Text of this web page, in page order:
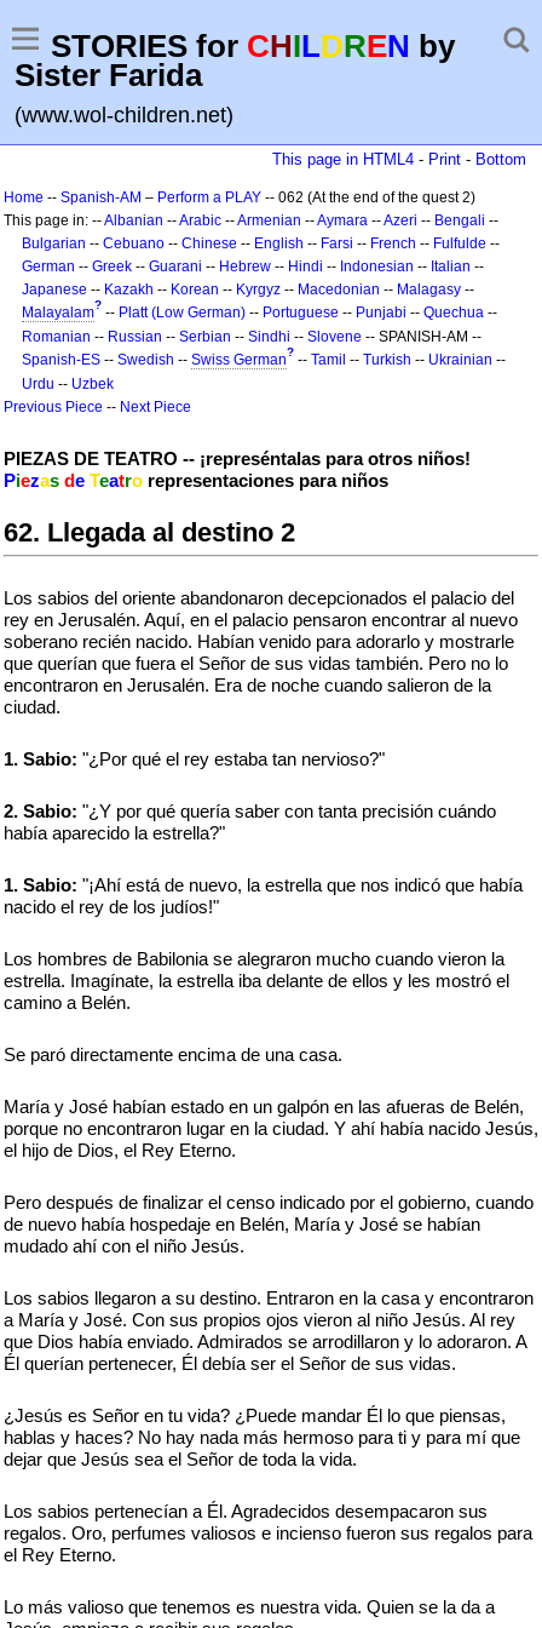
STORIES for CHILDREN by
Sister Farida
(www.wol-children.net)
This page in HTML4 - Print - Bottom
Home -- Spanish-AM – Perform a PLAY -- 062 (At the end of the quest 2)
This page in: --Albanian --Arabic --Armenian --Aymara --Azeri -- Bengali --
Bulgarian -- Cebuano -- Chinese -- English -- Farsi -- French -- Fulfulde --
German -- Greek -- Guarani -- Hebrew -- Hindi -- Indonesian -- Italian --
Japanese -- Kazakh -- Korean -- Kyrgyz -- Macedonian -- Malagasy --
Malayalam? -- Platt (Low German) -- Portuguese -- Punjabi -- Quechua --
Romanian -- Russian -- Serbian -- Sindhi -- Slovene -- SPANISH-AM --
Spanish-ES -- Swedish -- Swiss German? -- Tamil -- Turkish -- Ukrainian --
Urdu -- Uzbek
Previous Piece -- Next Piece
PIEZAS DE TEATRO -- ¡represéntalas para otros niños!
Piezas de Teatro representaciones para niños
62. Llegada al destino 2
Los sabios del oriente abandonaron decepcionados el palacio del
rey en Jerusalén. Aquí, en el palacio pensaron encontrar al nuevo
soberano recién nacido. Habían venido para adorarlo y mostrarle
que querían que fuera el Señor de sus vidas también. Pero no lo
encontraron en Jerusalén. Era de noche cuando salieron de la
ciudad.
1. Sabio: "¿Por qué el rey estaba tan nervioso?"
2. Sabio: "¿Y por qué quería saber con tanta precisión cuándo
había aparecido la estrella?"
1. Sabio: "¡Ahí está de nuevo, la estrella que nos indicó que había
nacido el rey de los judíos!"
Los hombres de Babilonia se alegraron mucho cuando vieron la
estrella. Imagínate, la estrella iba delante de ellos y les mostró el
camino a Belén.
Se paró directamente encima de una casa.
María y José habían estado en un galpón en las afueras de Belén,
porque no encontraron lugar en la ciudad. Y ahí había nacido Jesús,
el hijo de Dios, el Rey Eterno.
Pero después de finalizar el censo indicado por el gobierno, cuando
de nuevo había hospedaje en Belén, María y José se habían
mudado ahí con el niño Jesús.
Los sabios llegaron a su destino. Entraron en la casa y encontraron
a María y José. Con sus propios ojos vieron al niño Jesús. Al rey
que Dios había enviado. Admirados se arrodillaron y lo adoraron. A
Él querían pertenecer, Él debía ser el Señor de sus vidas.
¿Jesús es Señor en tu vida? ¿Puede mandar Él lo que piensas,
hablas y haces? No hay nada más hermoso para ti y para mí que
dejar que Jesús sea el Señor de toda la vida.
Los sabios pertenecían a Él. Agradecidos desempacaron sus
regalos. Oro, perfumes valiosos e incienso fueron sus regalos para
el Rey Eterno.
Lo más valioso que tenemos es nuestra vida. Quien se la da a